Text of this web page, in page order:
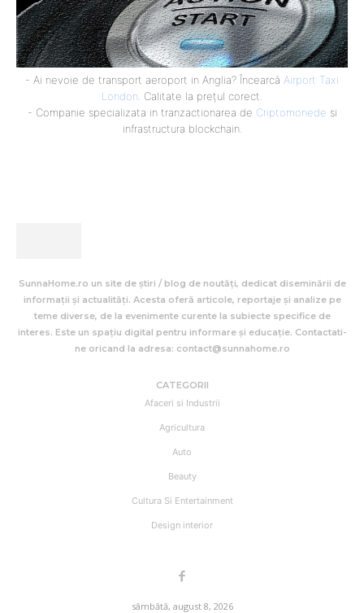
- Ai nevoie de transport aeroport in Anglia? Încearcă Airport Taxi
London. Calitate la prețul corect.
- Companie specializata in tranzactionarea de Criptomonede si
infrastructura blockchain.
SunnaHome.ro un site de știri / blog de noutăți, dedicat diseminării de
informații și actualități. Acesta oferă articole, reportaje și analize pe
teme diverse, de la evenimente curente la subiecte specifice de
interes. Este un spațiu digital pentru informare și educație. Contactati-
ne oricand la adresa: contact@sunnahome.ro
CATEGORII
Afaceri si Industrii
Agricultura
Auto
Beauty
Cultura Si Entertainment
Design interior
sâmbătă, august 8, 2026